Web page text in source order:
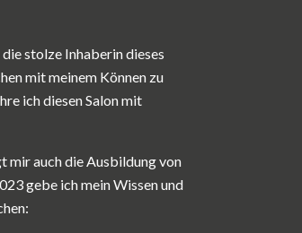
stolze Inhaberin dieses
mit meinem Können zu
ich diesen Salon mit
auch die Ausbildung von
gebe ich mein Wissen und